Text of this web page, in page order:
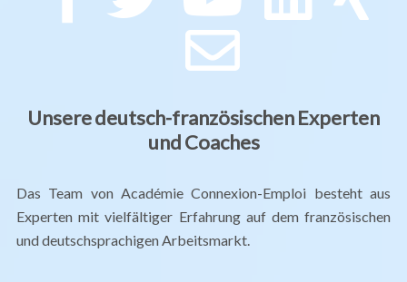
Unsere deutsch-französischen Experten
und Coaches
Das Team von Académie Connexion-Emploi besteht aus
Experten mit vielfältiger Erfahrung auf dem französischen
und deutschsprachigen Arbeitsmarkt.